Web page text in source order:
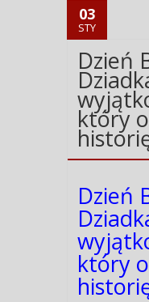
03
STY
Dzień
który
Dzień
który